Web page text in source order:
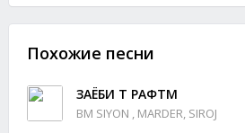
Похожие песни
ЗАЁБИ Т РАФТМ
BM SIYON , MARDER, SIROJ